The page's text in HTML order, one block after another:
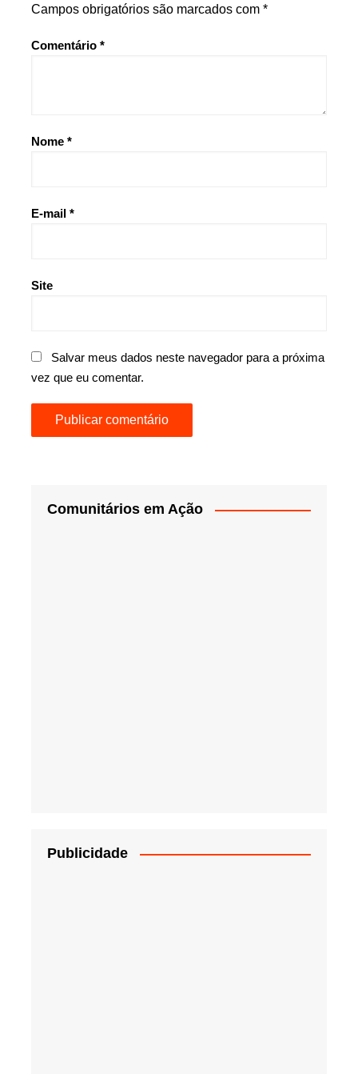
Campos obrigatórios são marcados com *
Comentário *
Nome *
E-mail *
Site
Salvar meus dados neste navegador para a próxima
vez que eu comentar.
Comunitários em Ação
Publicidade